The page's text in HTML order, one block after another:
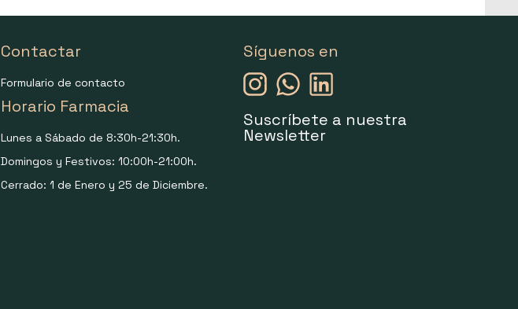
Contactar
Formulario de contacto
Horario Farmacia
Lunes a Sábado de 8:30h-21:30h.
Domingos y Festivos: 10:00h-21:00h.
Cerrado: 1 de Enero y 25 de Diciembre.
Síguenos en
Suscríbete a nuestra
Newsletter